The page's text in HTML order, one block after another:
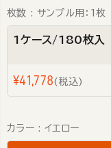
枚数 サンプル用：1枚
1ケース/180枚入
¥41,778 税込
カラー イエロー